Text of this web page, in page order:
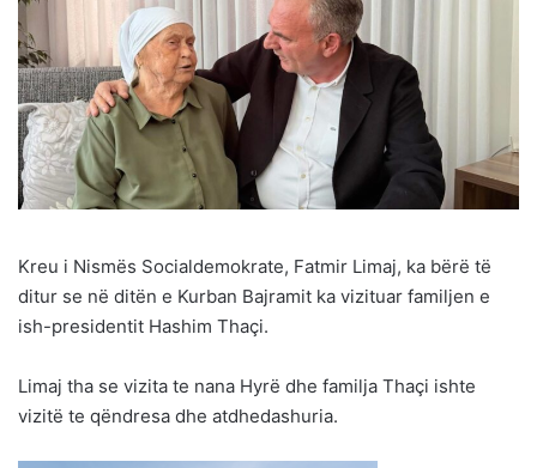
Kreu i Nismës Socialdemokrate, Fatmir Limaj, ka bërë të
ditur se në ditën e Kurban Bajramit ka vizituar familjen e
ish-presidentit Hashim Thaçi.
Limaj tha se vizita te nana Hyrë dhe familja Thaçi ishte
vizitë te qëndresa dhe atdhedashuria.